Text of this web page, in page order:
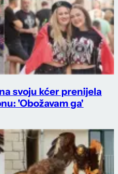
svoju kćer prenijela
'Obožavam ga'